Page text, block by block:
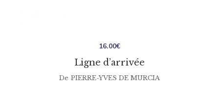
Ligne d’arrivée
16.00€
De PIERRE-YVES DE MURCIA